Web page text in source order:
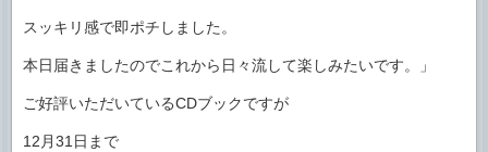
スッキリ感で即ポチしました。
本日届きましたのでこれから日々流して楽しみたいです。」
ご好評いただいているCDブックですが
12月31日まで